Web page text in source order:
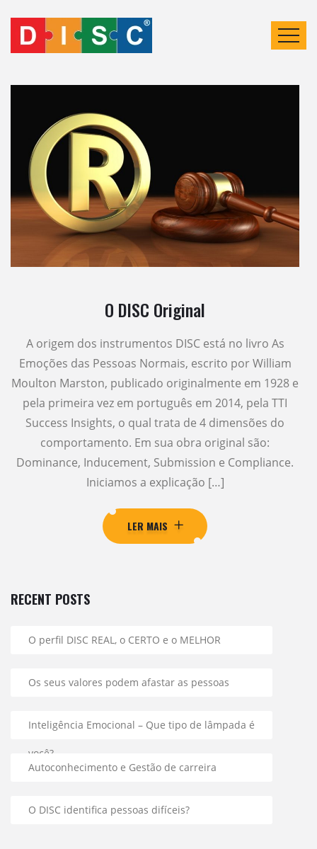
O DISC Original
A origem dos instrumentos DISC está no livro As
Emoções das Pessoas Normais, escrito por William
Moulton Marston, publicado originalmente em 1928 e
pela primeira vez em português em 2014, pela TTI
Success Insights, o qual trata de 4 dimensões do
comportamento. Em sua obra original são:
Dominance, Inducement, Submission e Compliance.
Iniciamos a explicação […]
LER MAIS
RECENT POSTS
O perfil DISC REAL, o CERTO e o MELHOR
Os seus valores podem afastar as pessoas
Inteligência Emocional – Que tipo de lâmpada é
você?
Autoconhecimento e Gestão de carreira
O DISC identifica pessoas difíceis?